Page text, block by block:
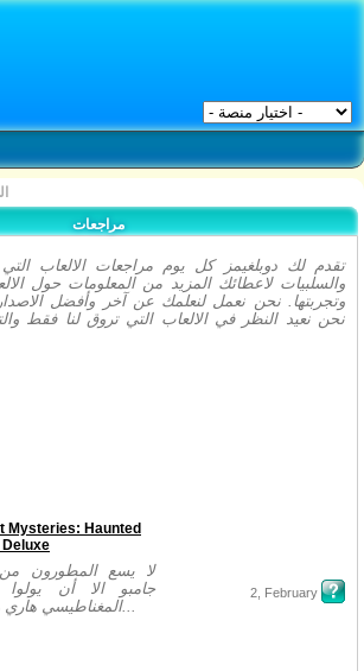
مراجعات
تقدم لك دوبلغيمز كل يوم مراجعات الالعاب
والسلبيات لاعطائك المزيد من المعلومات حول
وتجربتها. نحن نعمل لنعلمك عن آخر وأفضل
نحن نعيد النظر في الالعاب التي تروق لنا فقط
Mysteries: Haunted
Deluxe
لا يسع المطورون من
جامبو الا أن يولوا
المغناطيسي هاري هوديني...
2, February